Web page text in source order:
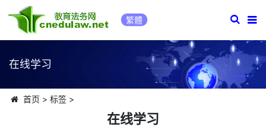
繁體
在线学习
首页 > 标签>
在线学习